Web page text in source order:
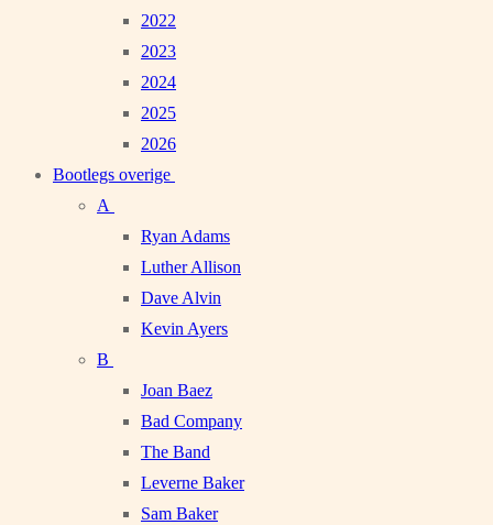
2022
2023
2024
2025
2026
Bootlegs overige
A
Ryan Adams
Luther Allison
Dave Alvin
Kevin Ayers
B
Joan Baez
Bad Company
The Band
Leverne Baker
Sam Baker